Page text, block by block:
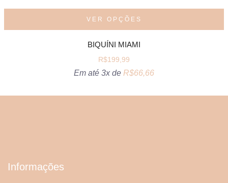
VER OPÇÕES
BIQUÍNI MIAMI
R$199,99
Em até 3x de R$66,66
Informações